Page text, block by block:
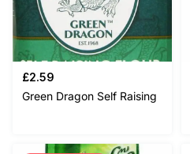
£2.59
Green Dragon Self Raising